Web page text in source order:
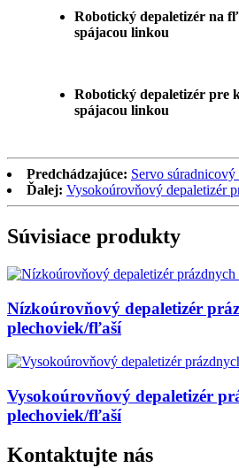
Robotický depaletizér na
spájacou linkou
Robotický depaletizér pre
spájacou linkou
Predchádzajúce: Servo
Ďalej: Vysokoúrovňový depaletizér
Súvisiace produkty
Nízkoúrovňový depaletizér
plechoviek/fľaší
Vysokoúrovňový depaletizér
plechoviek/fľaší
Kontaktujte nás